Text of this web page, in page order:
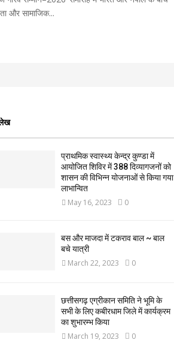
और सामाजिक...
प्राथमिक स्वास्थ्य केन्द्र कुण्डा में
आयोजित शिविर में 388 दिव्यागजनों को
शासन की विभिन्न योजनाओं से किया गया
लाभान्वित
May 16, 2023 0
बस और माजदा में टकराव बाल ~ बाल
बचे यात्री
March 22, 2023 0
छत्तीसगढ़ एग्रीकान समिति ने भूमि के
सभी के लिए कबीरधाम जिले में कार्यक्रम
का शुभारम्भ किया
March 19, 2023 0